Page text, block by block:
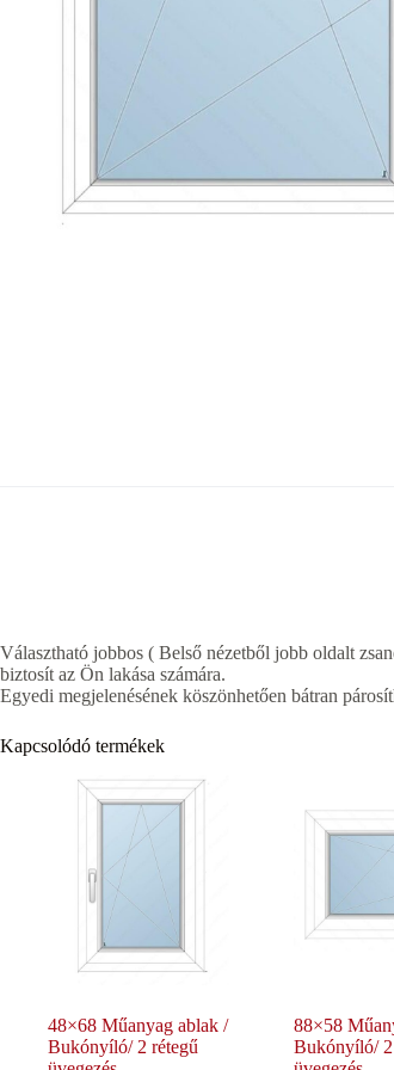
Választható jobbos ( Belső nézetből jobb oldalt
biztosít az Ön lakása számára.
Egyedi megjelenésének köszönhetően bátran
Kapcsolódó termékek
48×68 Műanyag ablak /
Bukónyíló/ 2 rétegű
88×58
Bukónyíló/ 2